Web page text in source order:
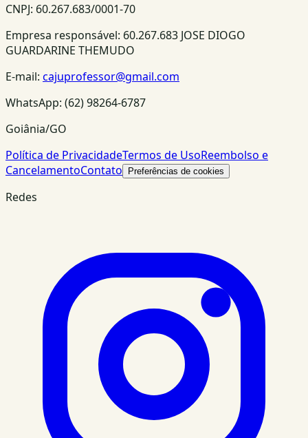
CNPJ: 60.267.683/0001-70
Empresa responsável: 60.267.683 JOSE DIOGO
GUARDARINE THEMUDO
E-mail: cajuprofessor@gmail.com
WhatsApp: (62) 98264-6787
Goiânia/GO
Política de PrivacidadeTermos de UsoReembolso e
CancelamentoContato Preferências de cookies
Redes